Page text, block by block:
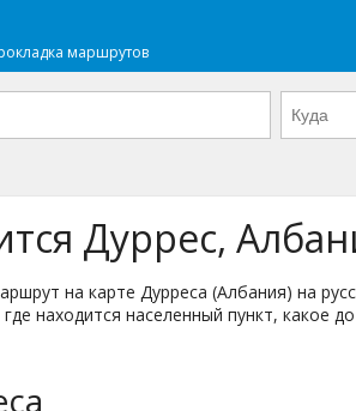
маршрутов
Дуррес,
на карте Дурреса (Албания) на
находится населенный пункт, какое